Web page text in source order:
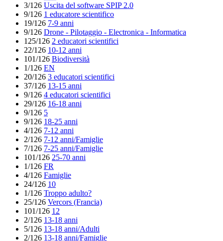
3/126 Uscita del software SPIP 2.0
9/126 1 educatore scientifico
19/126 7-9 anni
9/126 Drone - Pilotaggio - Electronica - Informatica
125/126 2 educatori scientifici
22/126 10-12 anni
101/126 Biodiversità
1/126 EN
20/126 3 educatori scientifici
37/126 13-15 anni
9/126 4 educatori scientifici
29/126 16-18 anni
9/126 5
9/126 18-25 anni
4/126 7-12 anni
2/126 7-12 anni/Famiglie
7/126 7-25 anni/Famiglie
101/126 25-70 anni
1/126 FR
4/126 Famiglie
24/126 10
1/126 Troppo adulto?
25/126 Vercors (Francia)
101/126 12
2/126 13-18 anni
5/126 13-18 anni/Adulti
2/126 13-18 anni/Famiglie